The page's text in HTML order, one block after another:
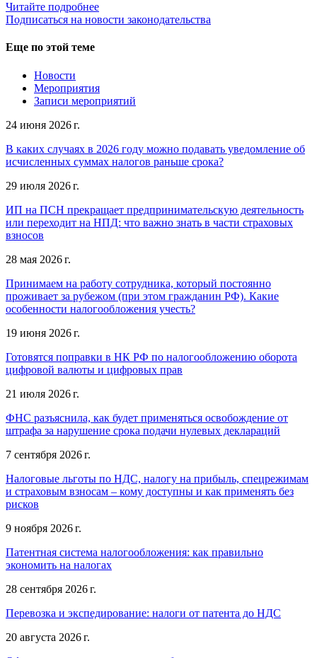
Читайте подробнее
Подписаться на новости законодательства
Еще по этой теме
Новости
Мероприятия
Записи мероприятий
24 июня 2026 г.
В каких случаях в 2026 году можно подавать уведомление об
исчисленных суммах налогов раньше срока?
29 июля 2026 г.
ИП на ПСН прекращает предпринимательскую деятельность
или переходит на НПД: что важно знать в части страховых
взносов
28 мая 2026 г.
Принимаем на работу сотрудника, который постоянно
проживает за рубежом (при этом гражданин РФ). Какие
особенности налогообложения учесть?
19 июня 2026 г.
Готовятся поправки в НК РФ по налогообложению оборота
цифровой валюты и цифровых прав
21 июля 2026 г.
ФНС разъяснила, как будет применяться освобождение от
штрафа за нарушение срока подачи нулевых деклараций
7 сентября 2026 г.
Налоговые льготы по НДС, налогу на прибыль, спецрежимам
и страховым взносам – кому доступны и как применять без
рисков
9 ноября 2026 г.
Патентная система налогообложения: как правильно
экономить на налогах
28 сентября 2026 г.
Перевозка и экспедирование: налоги от патента до НДС
20 августа 2026 г.